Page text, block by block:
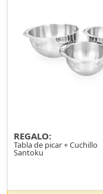
REGALO:
Tabla de picar + Cuchillo
Santoku